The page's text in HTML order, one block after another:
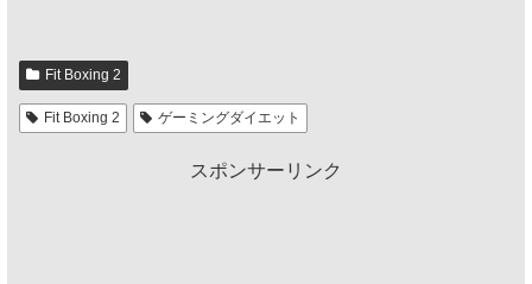
Fit Boxing 2
Fit Boxing 2 ゲーミングダイエット
スポンサーリンク